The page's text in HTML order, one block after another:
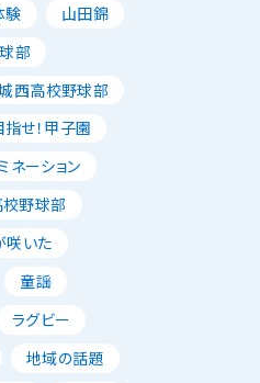
験
山田錦
部
西高校野球部
指せ！甲子園
ネーション
野球部
咲いた
童謡
ラグビー
地域の話題